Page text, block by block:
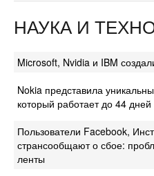
НАУКА И
Microsoft, Nvidia и IBM
Nokia представила
который работает до 44 дней
Пользователи Facebook,
странсообщают о сбое:
ленты